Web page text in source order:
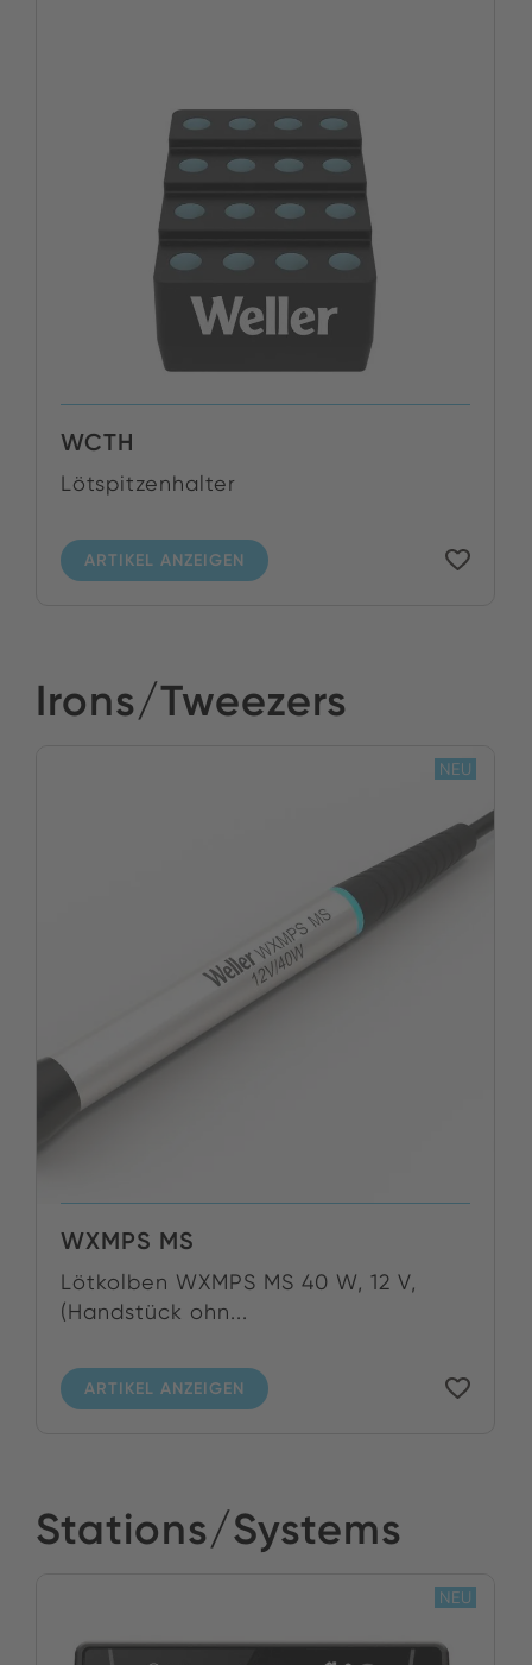
WCTH
Lötspitzenhalter
ARTIKEL ANZEIGEN
Irons/Tweezers
WXMPS MS
Lötkolben WXMPS MS 40 W, 12 V,
(Handstück ohn...
ARTIKEL ANZEIGEN
NEU
Stations/Systems
NEU